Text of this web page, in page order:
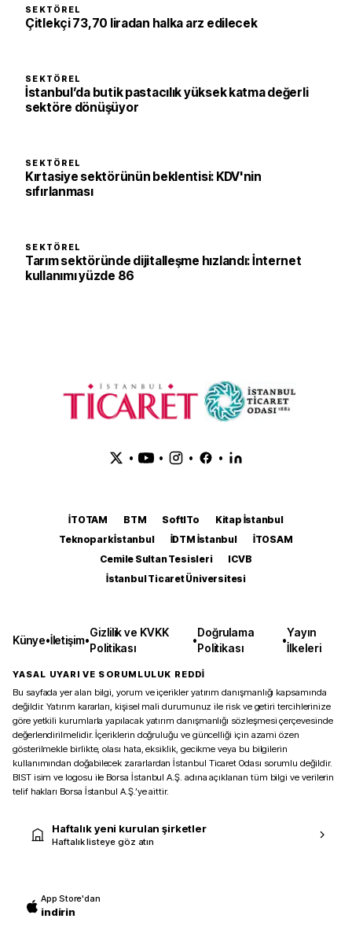
SEKTÖREL
Çitlekçi 73,70 liradan halka arz edilecek
SEKTÖREL
İstanbul’da butik pastacılık yüksek katma değerli
sektöre dönüşüyor
SEKTÖREL
Kırtasiye sektörünün beklentisi: KDV'nin
sıfırlanması
SEKTÖREL
Tarım sektöründe dijitalleşme hızlandı: İnternet
kullanımı yüzde 86
• • • •
İTOTAM BTM SoftITo
Kitap İstanbul
Teknopark İstanbul
İDTM İstanbul
İTOSAM
Cemile Sultan Tesisleri
ICVB
İstanbul Ticaret Üniversitesi
Künye•İletişim•
Gizlilik ve KVKK
Politikası
•
Doğrulama
Politikası
•
Yayın
İlkeleri
YASAL UYARI VE SORUMLULUK REDDİ
Bu sayfada yer alan bilgi, yorum ve içerikler yatırım danışmanlığı kapsamında
değildir. Yatırım kararları, kişisel mali durumunuz ile risk ve getiri tercihlerinize
göre yetkili kurumlarla yapılacak yatırım danışmanlığı sözleşmesi çerçevesinde
değerlendirilmelidir. İçeriklerin doğruluğu ve güncelliği için azami özen
gösterilmekle birlikte, olası hata, eksiklik, gecikme veya bu bilgilerin
kullanımından doğabilecek zararlardan İstanbul Ticaret Odası sorumlu değildir.
BIST isim ve logosu ile Borsa İstanbul A.Ş. adına açıklanan tüm bilgi ve verilerin
telif hakları Borsa İstanbul A.Ş.’ye aittir.
Haftalık yeni kurulan şirketler
Haftalık listeye göz atın
App Store'dan
indirin